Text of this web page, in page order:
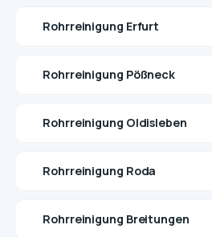
Rohrreinigung Erfurt
Rohrreinigung Pößneck
Rohrreinigung Oldisleben
Rohrreinigung Roda
Rohrreinigung Breitungen